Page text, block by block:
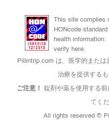
This site complies
HONcode
health information:
verify here.
Pillintrip.com は、医学的また
治療を提供する
ご注意！ 錠剤や薬を使用する
てく
All rights reserved ©